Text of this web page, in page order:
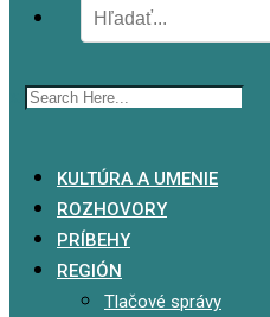
KULTÚRA A UMENIE
ROZHOVORY
PRÍBEHY
REGIÓN
Tlačové správy